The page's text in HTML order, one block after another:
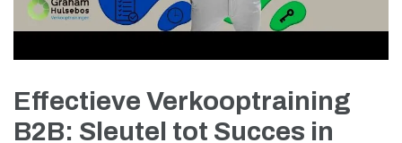
Effectieve Verkooptraining
B2B: Sleutel tot Succes in